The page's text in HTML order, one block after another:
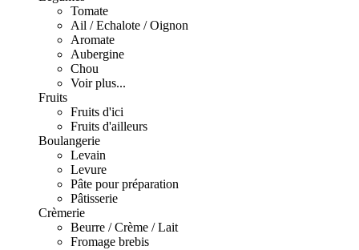
Tomate
Ail / Echalote / Oignon
Aromate
Aubergine
Chou
Voir plus...
Fruits
Fruits d'ici
Fruits d'ailleurs
Boulangerie
Levain
Levure
Pâte pour préparation
Pâtisserie
Crèmerie
Beurre / Crème / Lait
Fromage brebis